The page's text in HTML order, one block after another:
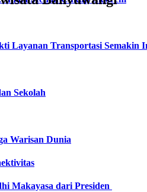
Layanan Transportasi Semakin
Sekolah
Warisan Dunia
Makayasa dari Presiden